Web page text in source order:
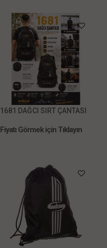
1681 DAĞCI SIRT ÇANTASI
Fiyatı Görmek için Tıklayın